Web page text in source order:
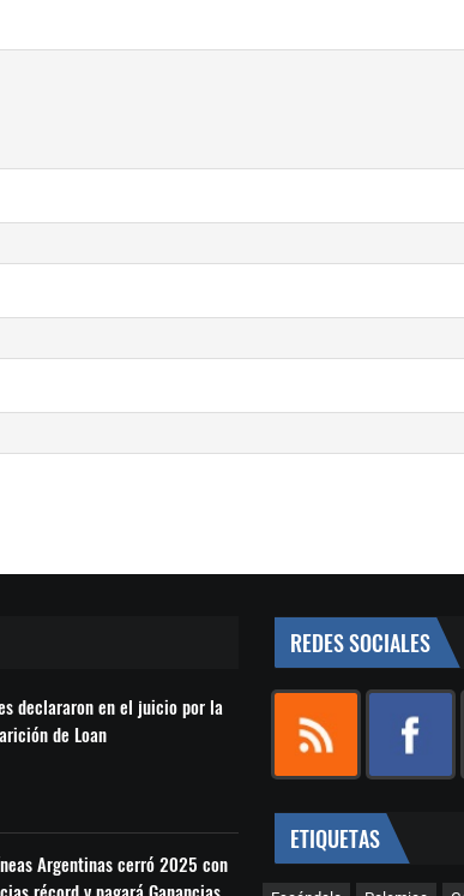
declararon en el juicio por la
de Loan
Argentinas cerró 2025 con
REDES SOCIALES
ETIQUETAS